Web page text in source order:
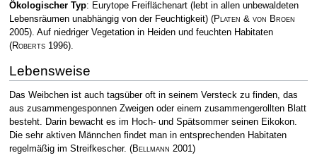
Ökologischer Typ: Eurytope Freiflächenart (lebt in allen unbewaldeten
Lebensräumen unabhängig von der Feuchtigkeit) (Platen & von Broen
2005). Auf niedriger Vegetation in Heiden und feuchten Habitaten
(Roberts1996).
Lebensweise
Das Weibchen ist auch tagsüber oft in seinem Versteck zu finden, das
aus zusammengesponnen Zweigen oder einem zusammengerollten Blatt
besteht. Darin bewacht es im Hoch- und Spätsommer seinen Eikokon.
Die sehr aktiven Männchen findet man in entsprechenden Habitaten
regelmäßig im Streifkescher. (Bellmann 2001)